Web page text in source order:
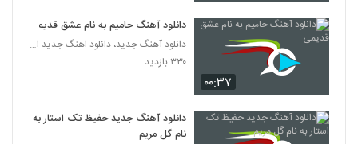
مهدی یغمایی آهنگ خاک اهورایی
2613
دانلود آهنگ جدید و زیبای اشوان با نام بخند
۳۲۷ بازدید
۰۰:۳۷
دانلود آهنگ حامیم به نام عشق قدیمی
دانلود آهنگ جدید، دانلود اهنگ جدید ایرانی
۳۳۰ بازدید
دانلود آهنگ جدید حفیظ تک استار به
نام گل مریم